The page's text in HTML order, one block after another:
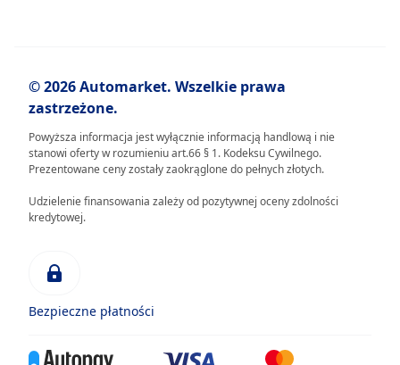
© 2026 Automarket. Wszelkie prawa
zastrzeżone.
Powyższa informacja jest wyłącznie informacją handlową i nie
stanowi oferty w rozumieniu art.66 § 1. Kodeksu Cywilnego.
Prezentowane ceny zostały zaokrąglone do pełnych złotych.
Udzielenie finansowania zależy od pozytywnej oceny zdolności
kredytowej.
Bezpieczne płatności